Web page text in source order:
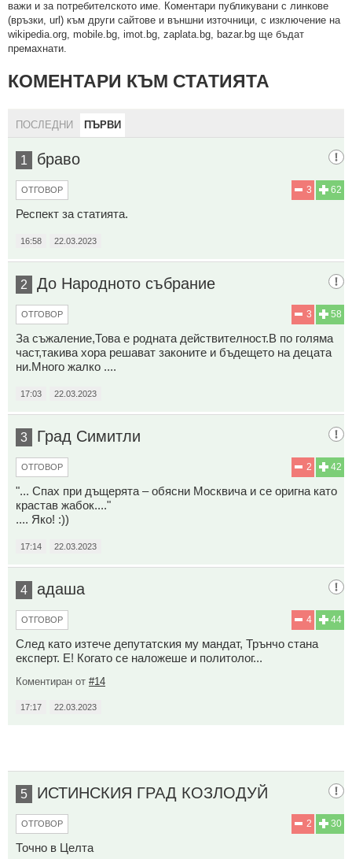
важи и за потребителското име. Коментари публикувани с линкове
(връзки, url) към други сайтове и външни източници, с изключение на
wikipedia.org, mobile.bg, imot.bg, zaplata.bg, bazar.bg ще бъдат
премахнати.
КОМЕНТАРИ КЪМ СТАТИЯТА
ПОСЛЕДНИ ПЪРВИ
1 браво
62
3
ОТГОВОР
Респект за статията.
16:58 22.03.2023
2 До Народното събрание
58
3
ОТГОВОР
За съжаление,Това е родната действителност.В по голяма
част,такива хора решават законите и бъдещето на децата
ни.Много жалко ....
17:03 22.03.2023
3 Град Симитли
42
2
ОТГОВОР
"... Спах при дъщерята – обясни Москвича и се оригна като
крастав жабок...."
.... Яко! :))
17:14 22.03.2023
4 адаша
44
4
ОТГОВОР
След като изтече депутатския му мандат, Трънчо стана
експерт. Е! Когато се наложеше и политолог...
Коментиран от #14
17:17 22.03.2023
5 ИСТИНСКИЯ ГРАД КОЗЛОДУЙ
30
2
ОТГОВОР
Точно в Целта